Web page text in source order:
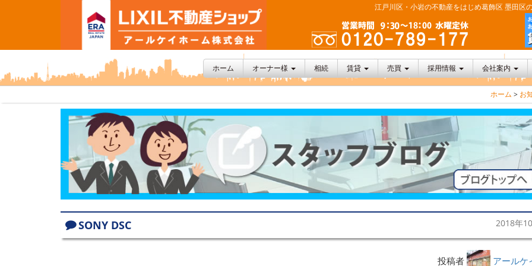
江戸川区・小岩の不動産をはじめ葛飾区 墨田区
ホーム オーナー様 相続 賃貸 売買 採用情報 会社案内
ホーム > お
SONY DSC 2018年
投稿者 アールケ